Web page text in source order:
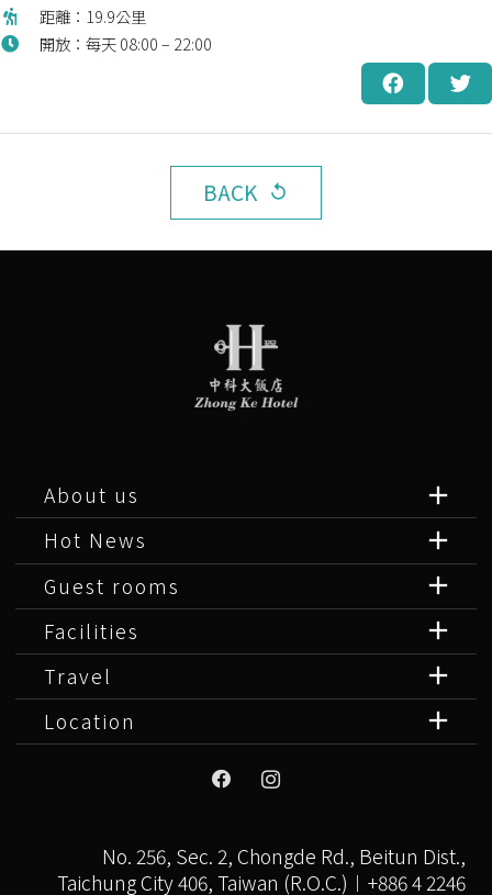
距離：19.9公里
開放：每天 08:00 – 22:00
BACK replay
About us
Hot News
Guest rooms
Facilities
Travel
Location
No. 256, Sec. 2, Chongde Rd., Beitun Dist.,
Taichung City 406, Taiwan (R.O.C.)︱+886 4 2246